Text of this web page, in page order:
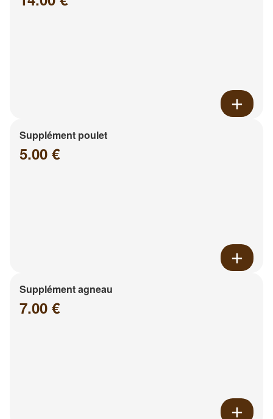
Supplément poulet
5.00 €
Supplément agneau
7.00 €